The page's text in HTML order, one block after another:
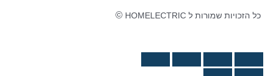
כל הזכויות שמורות ל HOMELECTRIC ©